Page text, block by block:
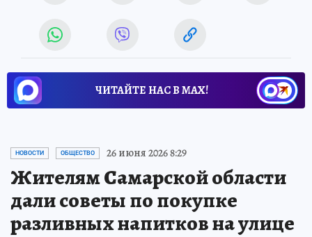
ЧИТАЙТЕ НАС В МАХ!
НОВОСТИ ОБЩЕСТВО 26 июня 2026 8:29
Жителям Самарской области
дали советы по покупке
разливных напитков на улице